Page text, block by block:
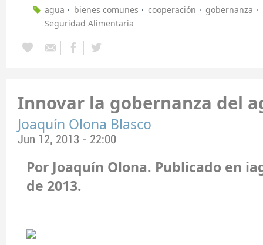
agua bienes comunes cooperación gobernanza
Seguridad Alimentaria
Innovar la gobernanza del
Joaquín Olona Blasco
Jun 12, 2013 - 22:00
Por Joaquín Olona. Publicado en
de 2013.